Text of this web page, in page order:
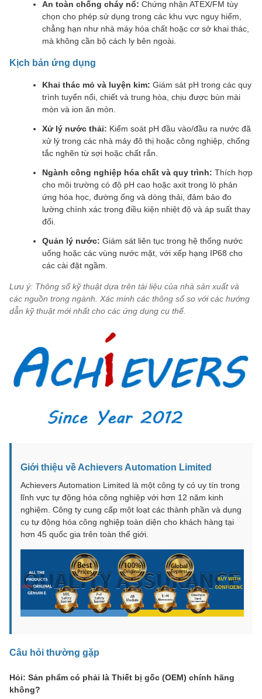
An toàn chống cháy nổ: Chứng nhận ATEX/FM tùy
chọn cho phép sử dụng trong các khu vực nguy hiểm,
chẳng hạn như nhà máy hóa chất hoặc cơ sở khai thác,
mà không cần bộ cách ly bên ngoài.
Kịch bản ứng dụng
Khai thác mỏ và luyện kim: Giám sát pH trong các quy
trình tuyển nổi, chiết và trung hòa, chịu được bùn mài
mòn và ion ăn mòn.
Xử lý nước thải: Kiểm soát pH đầu vào/đầu ra nước đã
xử lý trong các nhà máy đô thị hoặc công nghiệp, chống
tắc nghẽn từ sợi hoặc chất rắn.
Ngành công nghiệp hóa chất và quy trình: Thích hợp
cho môi trường có độ pH cao hoặc axit trong lò phản
ứng hóa học, đường ống và dòng thải, đảm bảo đo
lường chính xác trong điều kiện nhiệt độ và áp suất thay
đổi.
Quản lý nước: Giám sát liên tục trong hệ thống nước
uống hoặc các vùng nước mặt, với xếp hạng IP68 cho
các cài đặt ngầm.
Lưu ý: Thông số kỹ thuật dựa trên tài liệu của nhà sản xuất và
các nguồn trong ngành. Xác minh các thông số so với các hướng
dẫn kỹ thuật mới nhất cho các ứng dụng cụ thể.
Giới thiệu về Achievers Automation Limited
Achievers Automation Limited là một công ty có uy tín trong
lĩnh vực tự động hóa công nghiệp với hơn 12 năm kinh
nghiệm. Công ty cung cấp một loạt các thành phần và dụng
cụ tự động hóa công nghiệp toàn diện cho khách hàng tại
hơn 45 quốc gia trên toàn thế giới.
Câu hỏi thường gặp
Hỏi: Sản phẩm có phải là Thiết bị gốc (OEM) chính hãng
không?